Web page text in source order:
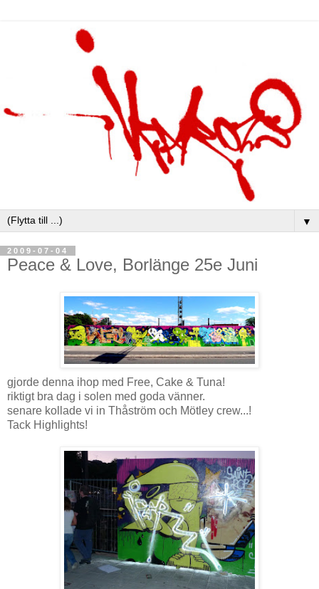
▼
2009-07-04
Peace & Love, Borlänge 25e Juni
gjorde denna ihop med Free, Cake & Tuna!
riktigt bra dag i solen med goda vänner.
senare kollade vi in Thåström och Mötley crew...!
Tack Highlights!